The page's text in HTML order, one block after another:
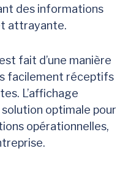
des informations
attrayante.
fait d’une manière
facilement réceptifs
L’affichage
solution optimale pour
opérationnelles,